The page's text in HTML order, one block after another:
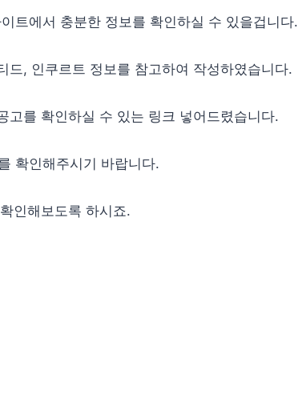
트에서 충분한 정보를 확인하실 수 있을겁니다.
드, 인쿠르트 정보를 참고하여 작성하였습니다.
고를 확인하실 수 있는 링크 넣어드렸습니다.
확인해주시기 바랍니다.
인해보도록 하시죠.